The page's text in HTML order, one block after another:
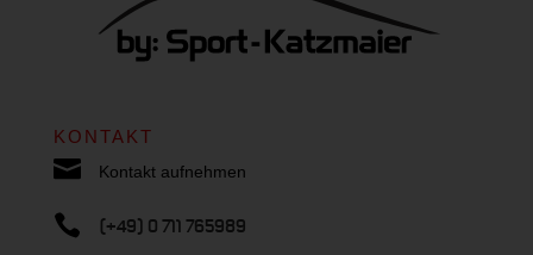
KONTAKT
 Kontakt aufnehmen
 (+49) 0 711 765989